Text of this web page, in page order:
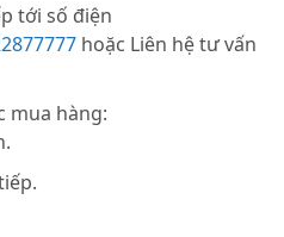
tới số điện
hoặc Liên hệ tư vấn
mua hàng: